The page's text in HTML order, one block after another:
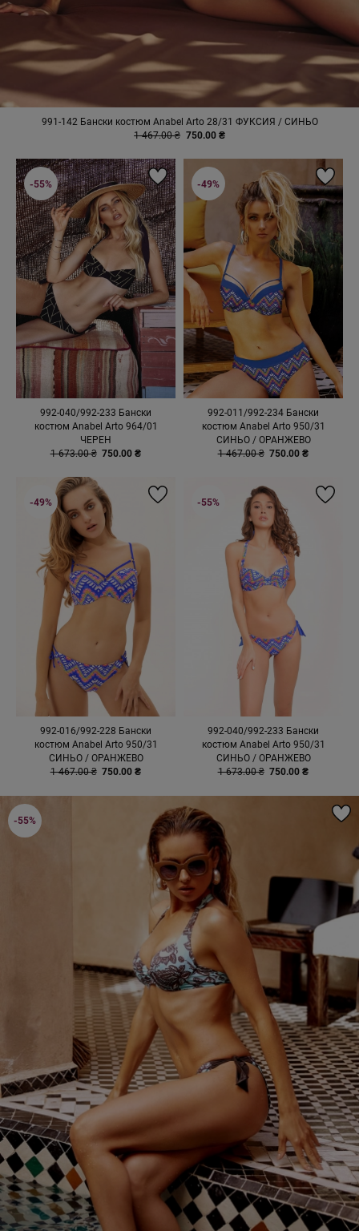
991-142 Бански костюм Anabel Arto 28/31 ФУКСИЯ / СИНЬО
1 467.00 ₴ 750.00 ₴
992-040/992-233 Бански
костюм Anabel Arto 964/01
ЧЕРЕН
1 673.00 ₴ 750.00 ₴
-55%
992-011/992-234 Бански
костюм Anabel Arto 950/31
СИНЬО / ОРАНЖЕВО
1 467.00 ₴ 750.00 ₴
-49%
992-016/992-228 Бански
костюм Anabel Arto 950/31
СИНЬО / ОРАНЖЕВО
1 467.00 ₴ 750.00 ₴
-49%
992-040/992-233 Бански
костюм Anabel Arto 950/31
СИНЬО / ОРАНЖЕВО
1 673.00 ₴ 750.00 ₴
-55%
-55%